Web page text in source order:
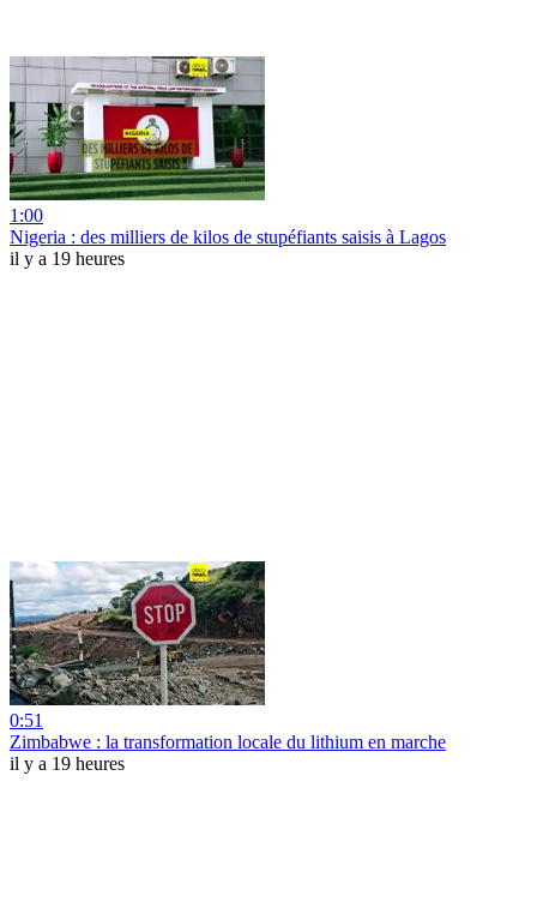
1:00
Nigeria : des milliers de kilos de stupéfiants saisis à Lagos
il y a 19 heures
0:51
Zimbabwe : la transformation locale du lithium en marche
il y a 19 heures